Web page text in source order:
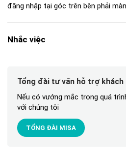
đăng nhập tại góc trên bên phải
Nhắc việc
Tổng đài tư vấn hỗ trợ khách
Nếu có vướng mắc trong quá
với chúng tôi
TỔNG ĐÀI MISA